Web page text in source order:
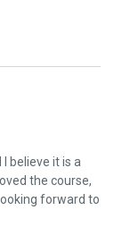
believe it is a
the course,
forward to